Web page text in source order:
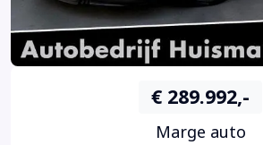
€ 289.992,-
Marge auto